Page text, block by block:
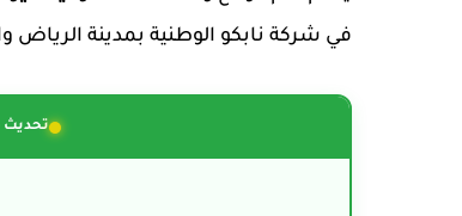
في شركة نابكو الوطنية بمدينة الرياض
تحديث